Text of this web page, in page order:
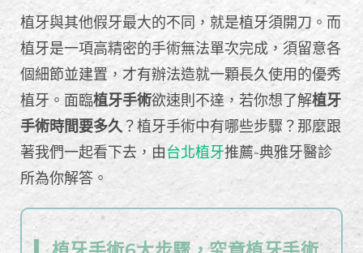
植牙與其他假牙最大的不同，就是植牙須開刀。而
植牙是一項高精密的手術無法單次完成，須留意各
個細節並建置，才有辦法造就一顆長久使用的優秀
植牙。面臨植牙手術欲速則不達，若你想了解植牙
手術時間要多久？植牙手術中有哪些步驟？那麼跟
著我們一起看下去，由台北植牙推薦-典雅牙醫診
所為你解答。